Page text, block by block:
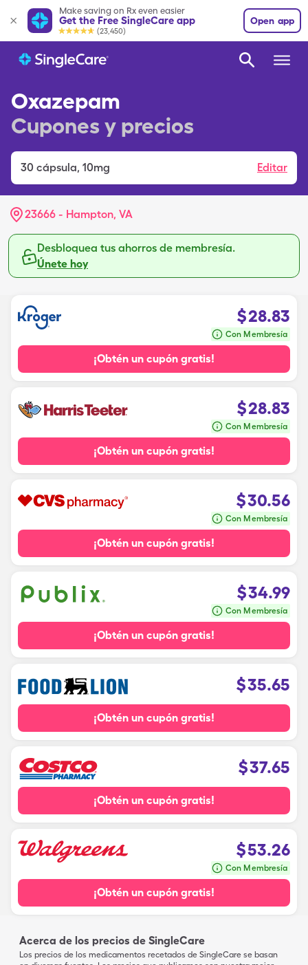
Make saving on Rx even easier
Get the Free SingleCare app
(23,450)
Open app
Oxazepam
Cupones y precios
30 cápsula, 10mg Editar
23666 - Hampton, VA
Desbloquea tus ahorros de membresía.
Únete hoy
$28.83
Con Membresía
¡Obtén un cupón gratis!
$28.83
Con Membresía
¡Obtén un cupón gratis!
$30.56
Con Membresía
¡Obtén un cupón gratis!
$34.99
Con Membresía
¡Obtén un cupón gratis!
$35.65
¡Obtén un cupón gratis!
$37.65
¡Obtén un cupón gratis!
$53.26
Con Membresía
¡Obtén un cupón gratis!
Acerca de los precios de SingleCare
Los precios de los medicamentos recetados de SingleCare se basan